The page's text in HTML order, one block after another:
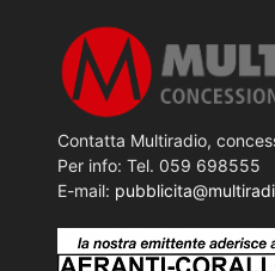
Contatta Multiradio,
Per info: Tel. 059 698555
E-mail: